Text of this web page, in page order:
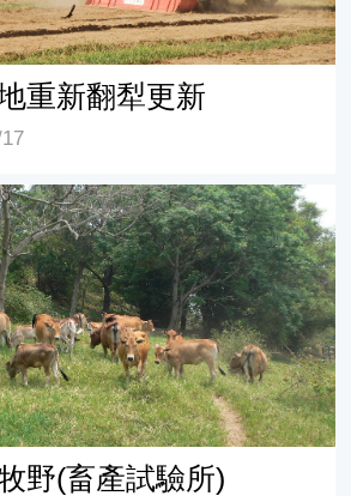
重新翻犁更新
試驗所)
野(畜產試驗所)